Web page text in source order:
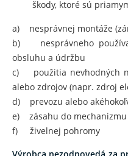
škody, ktoré sú
a) nesprávnej montáže
b) nesprávneho
obsluhu a údržbu
c) použitia nevhodných
alebo zdrojov (napr. zdroj
d) prevozu alebo
e) zásahu do mechanizmu
f) živelnej pohromy
Výrobca nezodpovedá za